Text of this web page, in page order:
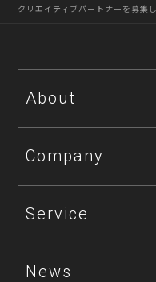
クリエイティブパートナーを募集し
About
Company
Service
News